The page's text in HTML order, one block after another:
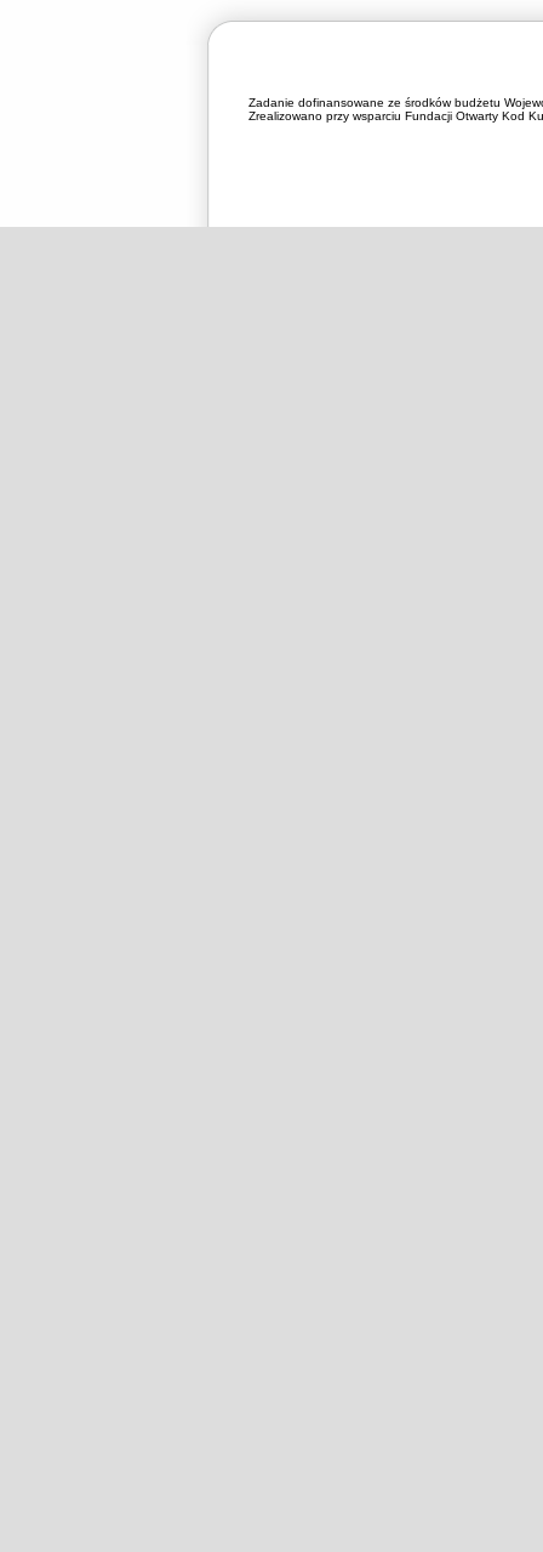
Zadanie dofinansowane ze środków budżetu
Zrealizowano przy wsparciu Fundacji Otwarty Kod